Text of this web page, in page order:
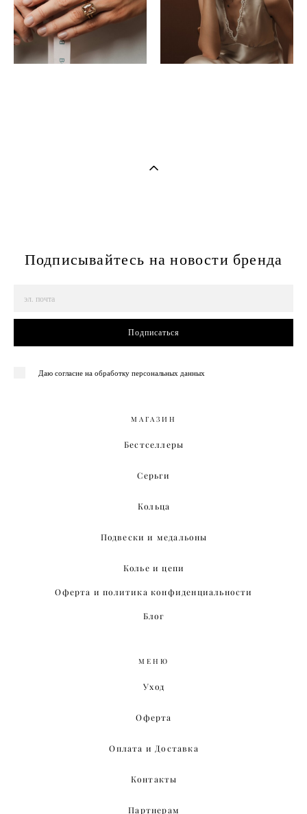
Подписывайтесь на новости бренда
Подписаться
Даю согласие на обработку персональных данных
МАГАЗИН
Бестселлеры
Серьги
Кольца
Подвески и медальоны
Колье и цепи
Оферта и политика конфиденциальности
Блог
МЕНЮ
Уход
Оферта
Оплата и Доставка
Контакты
Партнерам